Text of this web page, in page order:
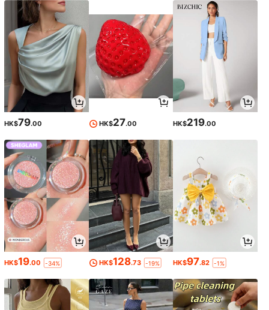
HK$79.00 HK$27.00 HK$219.00
HK$19.00 -34% HK$128.73 -19% HK$97.82 -1%